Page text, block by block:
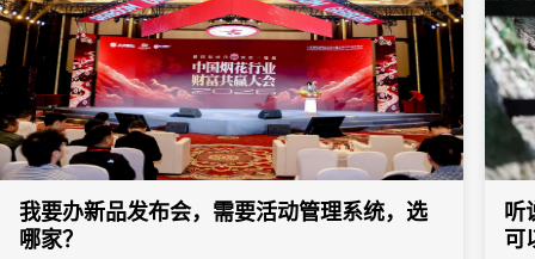
我要办新品发布会，需要活动管理系统，选
哪家？
听
可